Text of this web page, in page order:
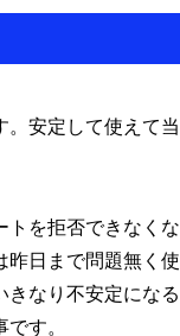
。安定して使えて当
トを拒否できなくな
昨日まで問題無く使
きなり不安定になる
す。